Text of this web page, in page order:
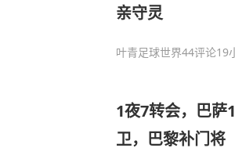
亲守灵
叶青足球世界44评论19
1夜7转会，巴萨
卫，巴黎补门将